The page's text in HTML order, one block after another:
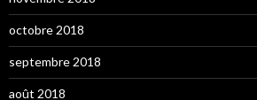
octobre 2018
septembre 2018
août 2018